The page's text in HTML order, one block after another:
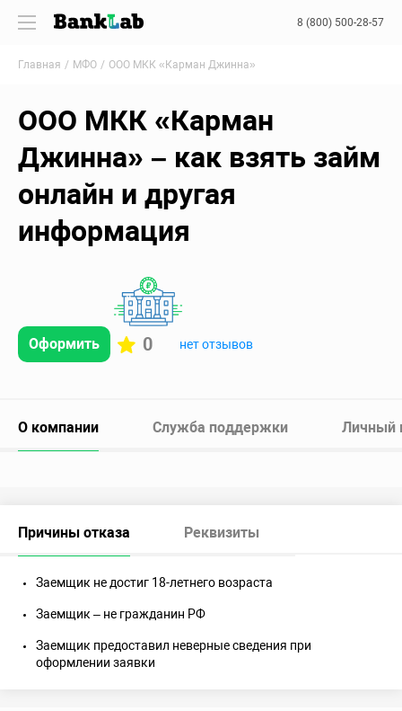
8 (800) 500-28-57
Главная МФО ООО МКК «Карман Джинна»
ООО МКК «Карман
Джинна» – как взять займ
онлайн и другая
информация
Оформить 0 нет отзывов
О компании Служба поддержки Личный
Причины отказа Реквизиты
Заемщик не достиг 18-летнего возраста
Заемщик – не гражданин РФ
Заемщик предоставил неверные сведения при
оформлении заявки